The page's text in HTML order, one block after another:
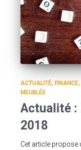
ACTUALITÉ FINANCE
MEUBLÉE
Actualité :
2018
Cet article propose